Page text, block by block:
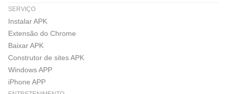
SERVIÇO
Instalar APK
Extensão do Chrome
Baixar APK
Construtor de sites APK
Windows APP
iPhone APP